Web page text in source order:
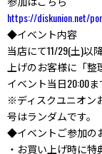
https://diskunion.net/
◆イベント内容
当店にて11/29(土)以
上げのお客様に「整
イベント当日20:00
※ディスクユニオ
号はランダムです。
◆イベントご参加の
・お買い上げ時に